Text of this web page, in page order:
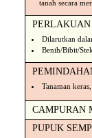
tanah secara
Dilarutkan
Benih/Bibit/
Tanaman
CAMPURAN
PUPUK